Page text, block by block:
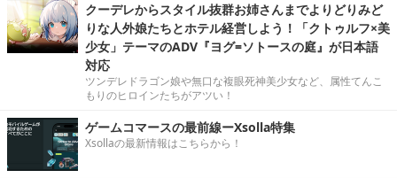
クーデレからスタイル抜群お姉さんまでよりどりみど
りな人外娘たちとホテル経営しよう！「クトゥルフ×美
少女」テーマのADV『ヨグ=ソトースの庭』が日本語
対応
ツンデレドラゴン娘や無口な複眼死神美少女など、属性てんこ
もりのヒロインたちがアツい！
ゲームコマースの最前線ーXsolla特集
Xsollaの最新情報はこちらから！